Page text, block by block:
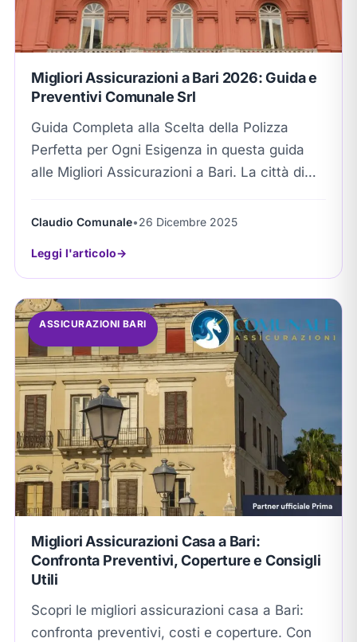
Migliori Assicurazioni a Bari 2026: Guida e
Preventivi Comunale Srl
Guida Completa alla Scelta della Polizza
Perfetta per Ogni Esigenza in questa guida
alle Migliori Assicurazioni a Bari. La città di
Claudio Comunale•26 Dicembre 2025
Leggi l'articolo
ASSICURAZIONI BARI
Migliori Assicurazioni Casa a Bari:
Confronta Preventivi, Coperture e Consigli
Utili
Scopri le migliori assicurazioni casa a Bari:
confronta preventivi, costi e coperture. Con